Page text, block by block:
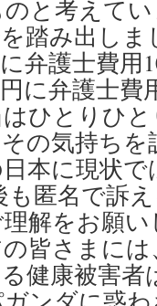
と考えて
踏み出し
弁護士費用
に弁護士費
ひとりひ
の気持ち
本に現状
も匿名で訴
解をお願
皆さまに
健康被害